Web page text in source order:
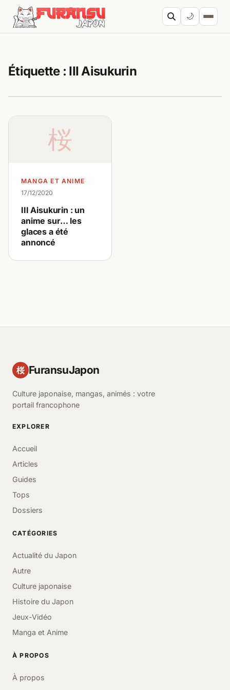
Aller au contenu
🌙
Étiquette : III Aisukurin
桜
MANGA ET ANIME
17/12/2020
III Aisukurin : un
anime sur… les
glaces a été
annoncé
桜 FuransuJapon
Culture japonaise, mangas, animés : votre
portail francophone
EXPLORER
Accueil
Articles
Guides
Tops
Dossiers
CATÉGORIES
Actualité du Japon
Autre
Culture japonaise
Histoire du Japon
Jeux-Vidéo
Manga et Anime
À PROPOS
À propos